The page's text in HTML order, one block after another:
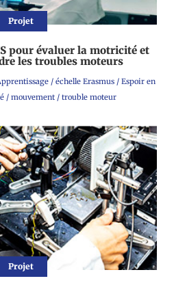
Projet
pour évaluer la motricité et
les troubles moteurs
/ échelle Erasmus / Espoir en
/ mouvement/ trouble moteur
Projet